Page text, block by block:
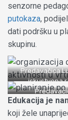
senzorne
putokaza,
dati podršku u
skupinu.
Predavačica
iskustvena
Edukacija je
koji žele